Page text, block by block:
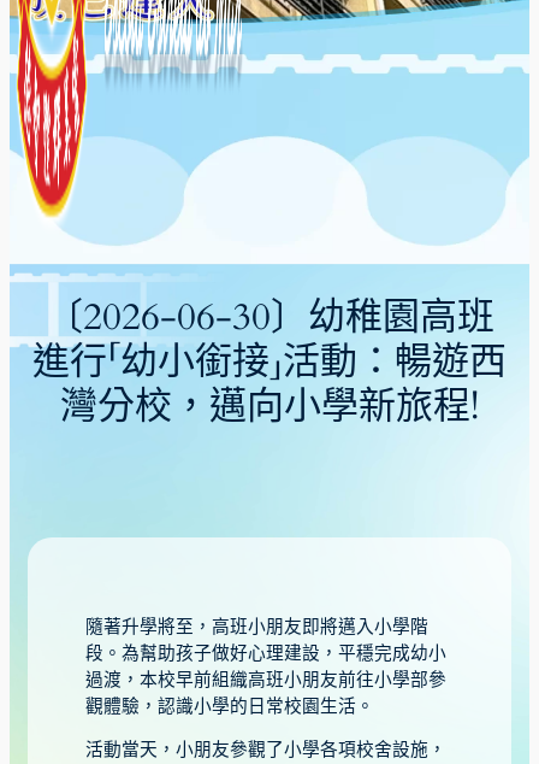
〔2026-06-30〕幼稚園高班
進行「幼小銜接」活動：暢遊西
灣分校，邁向小學新旅程!
隨著升學將至，高班小朋友即將邁入小學階
段。為幫助孩子做好心理建設，平穩完成幼小
過渡，本校早前組織高班小朋友前往小學部參
觀體驗，認識小學的日常校園生活。
活動當天，小朋友參觀了小學各項校舍設施，